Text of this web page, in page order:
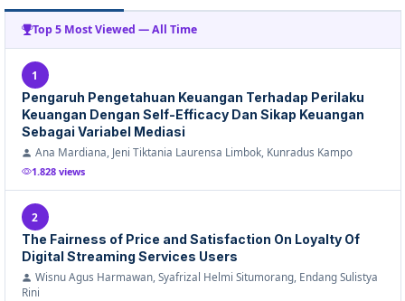
Top 5 Most Viewed — All Time
1
Pengaruh Pengetahuan Keuangan Terhadap Perilaku
Keuangan Dengan Self-Efficacy Dan Sikap Keuangan
Sebagai Variabel Mediasi
Ana Mardiana, Jeni Tiktania Laurensa Limbok, Kunradus Kampo
1.828 views
2
The Fairness of Price and Satisfaction On Loyalty Of
Digital Streaming Services Users
Wisnu Agus Harmawan, Syafrizal Helmi Situmorang, Endang Sulistya
Rini